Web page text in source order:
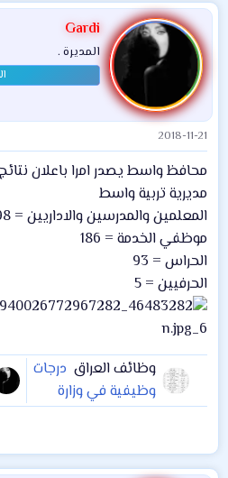
Gardi
المديرة .
2018-11-21
محافظ واسط يصدر امرا باعلان
مديرية تربية واسط
المعلمين والمدرسين والاداريين = 498
موظفي الخدمة = 186
الحراس = 93
الحرفيين = 5
وظائف العراق درجات
وظيفية في وزارة
الهجرة والمهجرين